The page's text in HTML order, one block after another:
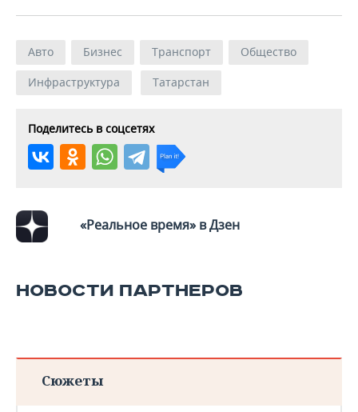
ONLINE-КОНФЕРЕНЦИИ
ОТКРЫТАЯ ЛЕКЦИЯ
ХОККЕЙ
БАСКЕТБОЛ
ВОЛЕЙБОЛ
КИБЕРСПОРТ
ФИГУРНОЕ КАТАНИЕ
ХОККЕЙ С МЯЧОМ
ВЛАСТЬ
ИНФРАСТРУКТУРА
ИСТОРИЯ
КУЛЬТУРА
МЕДИЦИНА
ПРОИСШЕСТВИЯ
СЮЖЕТЫ
СПРАВОЧНИК
СПИСОК ПЕРСОН
СПИСОК КОМПАНИЙ
ПОЛНАЯ ВЕРСИЯ
Авто Бизнес Транспорт
Общество
Инфраструктура
Татарстан
Поделитесь в соцсетях
«Реальное время» в Дзен
НОВОСТИ ПАРТНЕРОВ
Сюжеты